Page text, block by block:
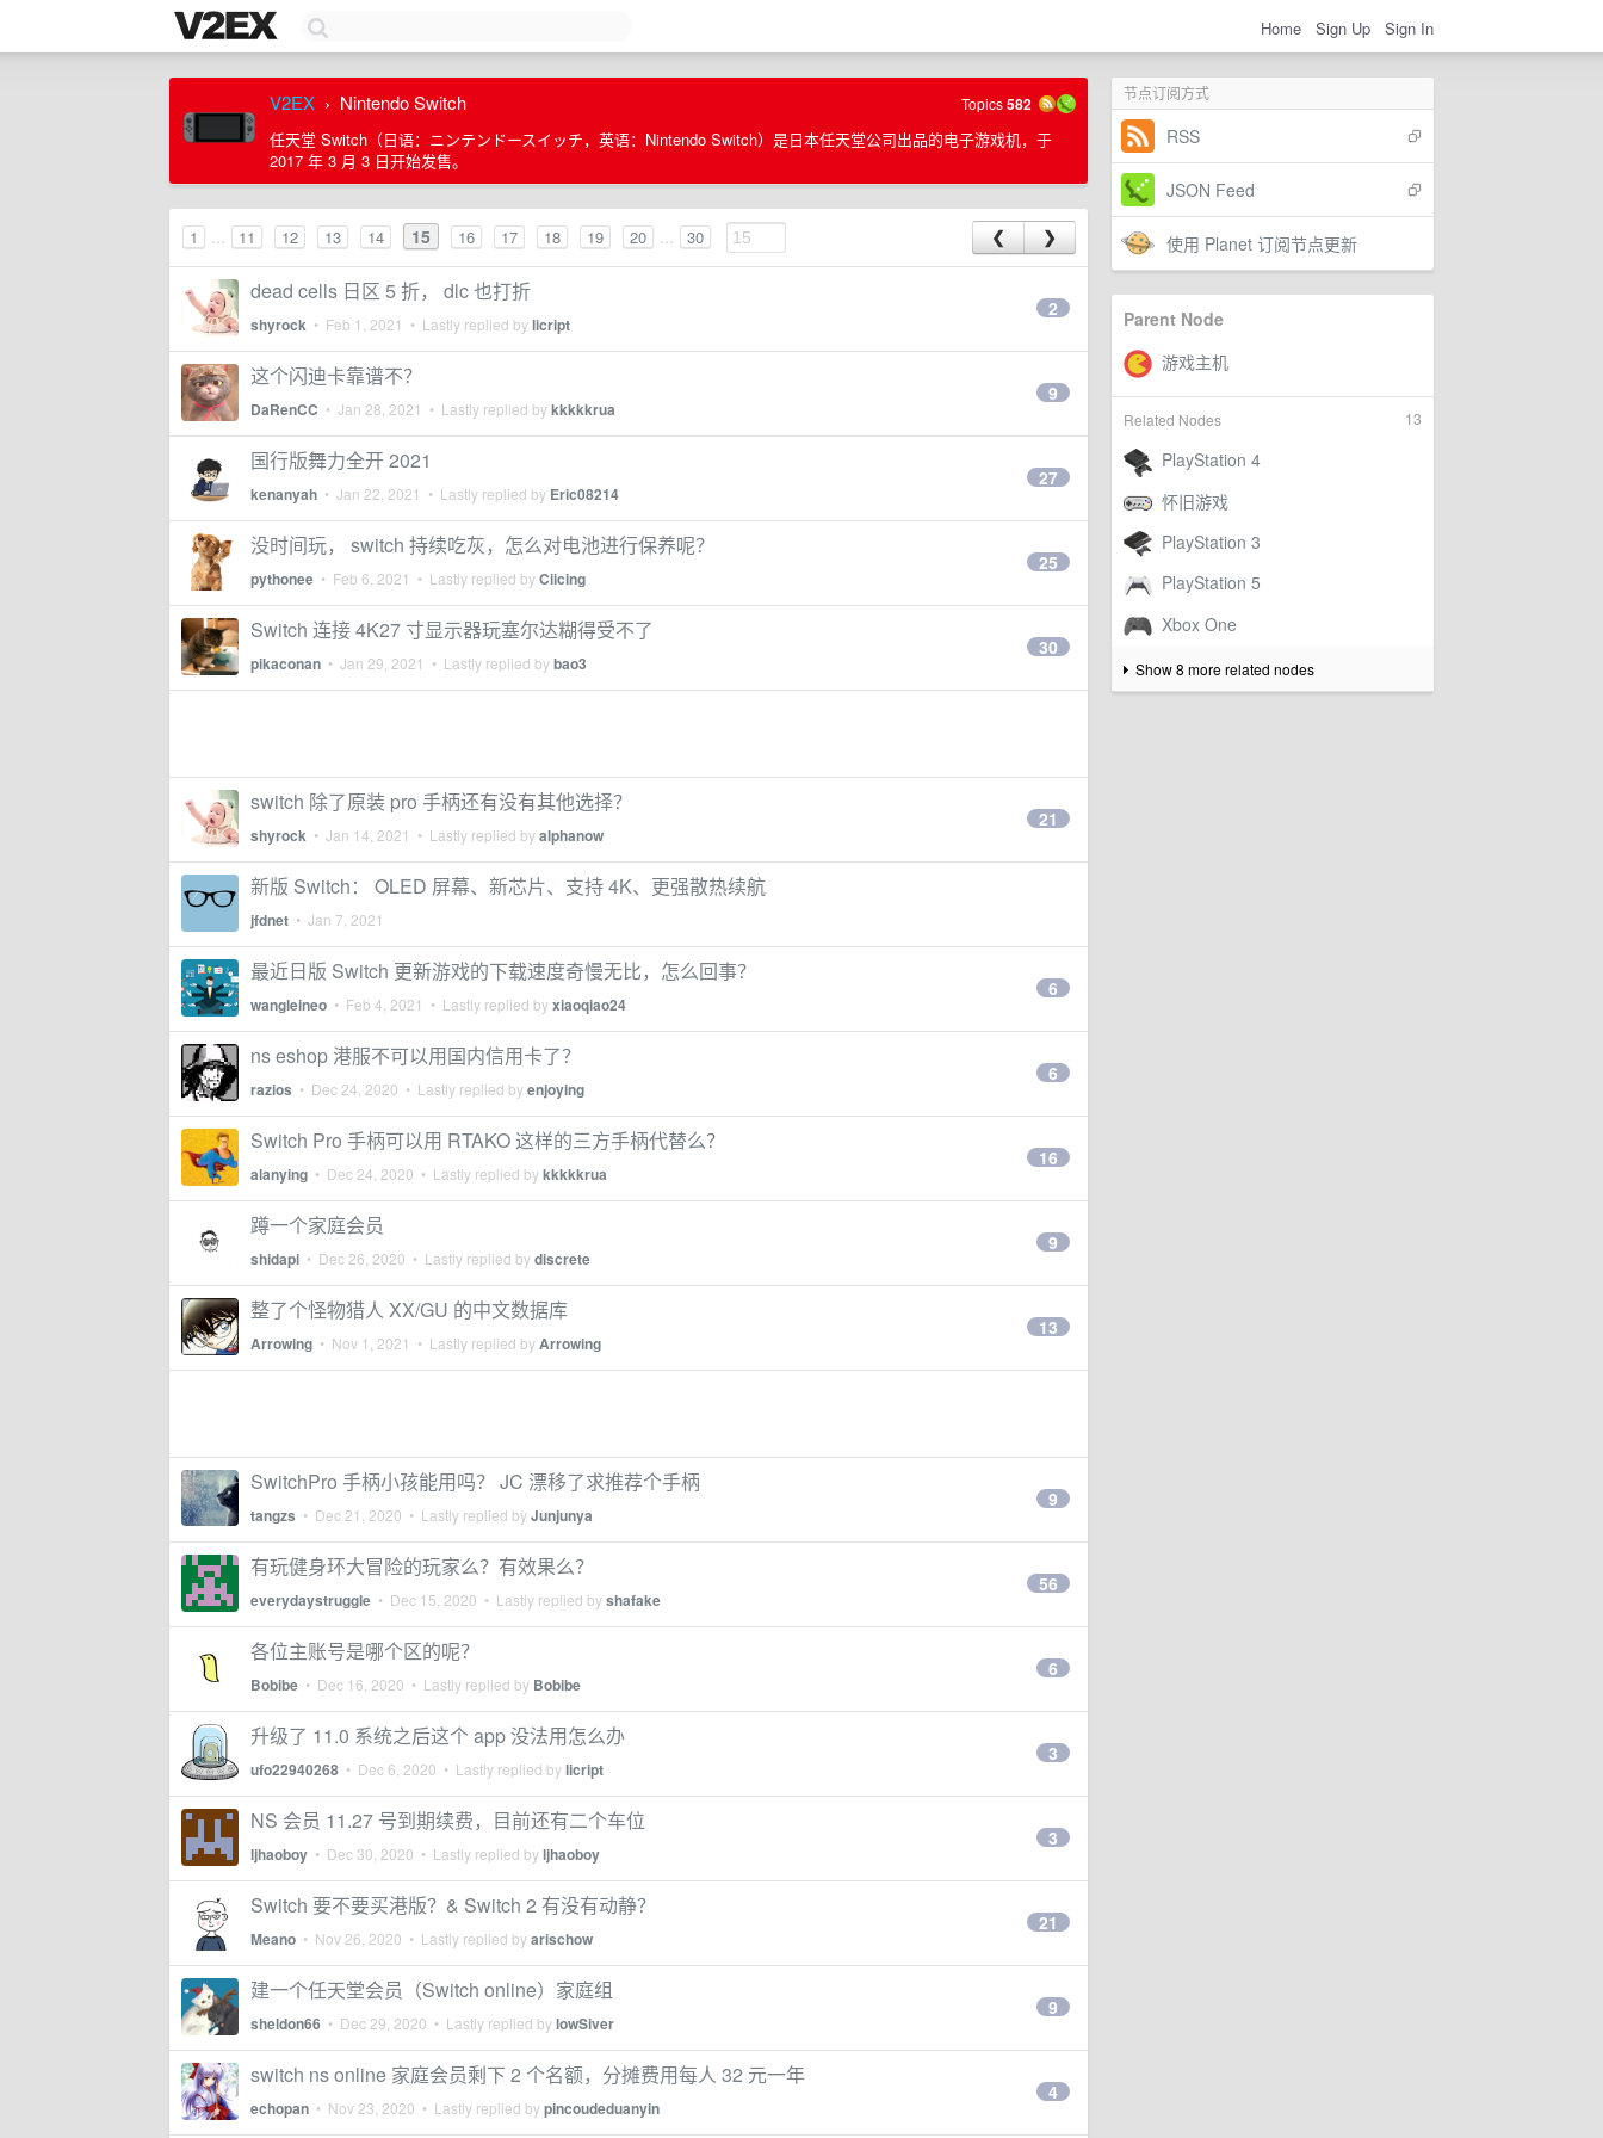
Home Sign Up Sign In
节点订阅方式
RSS
JSON Feed
使用 Planet 订阅节点更新
Parent Node
13
Related Nodes
Show 8 more related nodes
V2EX › Nintendo Switch Topics582
任天堂 Switch（日语：ニンテンドースイッチ，英语：Nintendo Switch）是日本任天堂公司出品的电子游戏机，于
2017 年 3 月 3 日开始发售。
1 ... 11 12 13 14 15 16 17 18 19 20 ... 30 ❮ ❯
dead cells 日区 5 折， dlc 也打折
shyrock • Feb 1, 2021 • Lastly replied bylicript
2
这个闪迪卡靠谱不？
DaRenCC • Jan 28, 2021 • Lastly replied bykkkkkrua
9
国行版舞力全开 2021
kenanyah • Jan 22, 2021 • Lastly replied by Eric08214
27
没时间玩， switch 持续吃灰，怎么对电池进行保养呢？
pythonee • Feb 6, 2021 • Lastly replied byCiicing
25
Switch 连接 4K27 寸显示器玩塞尔达糊得受不了
pikaconan • Jan 29, 2021 • Lastly replied bybao3
30
switch 除了原装 pro 手柄还有没有其他选择？
shyrock • Jan 14, 2021 • Lastly replied byalphanow
21
新版 Switch： OLED 屏幕、新芯片、支持 4K、更强散热续航
jfdnet • Jan 7, 2021
最近日版 Switch 更新游戏的下载速度奇慢无比，怎么回事？
wangleineo • Feb 4, 2021 • Lastly replied byxiaoqiao24
6
ns eshop 港服不可以用国内信用卡了？
razios • Dec 24, 2020 • Lastly replied byenjoying
6
Switch Pro 手柄可以用 RTAKO 这样的三方手柄代替么？
alanying • Dec 24, 2020 • Lastly replied bykkkkkrua
16
蹲一个家庭会员
shidapi • Dec 26, 2020 • Lastly replied bydiscrete
9
整了个怪物猎人 XX/GU 的中文数据库
Arrowing • Nov 1, 2021 • Lastly replied byArrowing
13
SwitchPro 手柄小孩能用吗？ JC 漂移了求推荐个手柄
tangzs • Dec 21, 2020 • Lastly replied byJunjunya
9
有玩健身环大冒险的玩家么？有效果么？
everydaystruggle • Dec 15, 2020 • Lastly replied byshafake
56
各位主账号是哪个区的呢？
Bobibe • Dec 16, 2020 • Lastly replied by Bobibe
6
升级了 11.0 系统之后这个 app 没法用怎么办
ufo22940268 • Dec 6, 2020 • Lastly replied bylicript
3
NS 会员 11.27 号到期续费，目前还有二个车位
ljhaoboy • Dec 30, 2020 • Lastly replied byljhaoboy
3
Switch 要不要买港版？& Switch 2 有没有动静？
Meano • Nov 26, 2020 • Lastly replied byarischow
21
建一个任天堂会员（Switch online）家庭组
sheldon66 • Dec 29, 2020 • Lastly replied bylowSiver
9
switch ns online 家庭会员剩下 2 个名额，分摊费用每人 32 元一年
echopan • Nov 23, 2020 • Lastly replied bypincoudeduanyin
4